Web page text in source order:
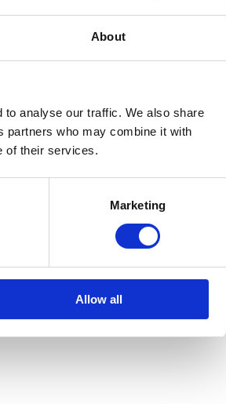
About
analyse our traffic. We also share
partners who may combine it with
of their services.
Marketing
Allow all